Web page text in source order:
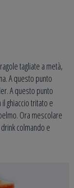
tagliate a metà,
A questo punto
A questo punto
ghiaccio tritato e
Ora mescolare
colmando e